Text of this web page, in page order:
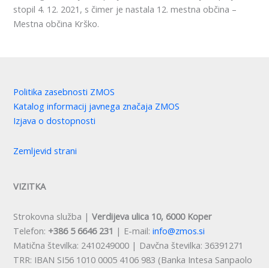
stopil 4. 12. 2021, s čimer je nastala 12. mestna občina –
Mestna občina Krško.
Politika zasebnosti ZMOS
Katalog informacij javnega značaja ZMOS
Izjava o dostopnosti
Zemljevid strani
VIZITKA
Strokovna služba |Verdijeva ulica 10, 6000 Koper
Telefon: +386 5 6646 231 | E-mail:info@zmos.si
Matična številka: 2410249000 | Davčna številka: 36391271
TRR: IBAN SI56 1010 0005 4106 983 (Banka Intesa Sanpaolo